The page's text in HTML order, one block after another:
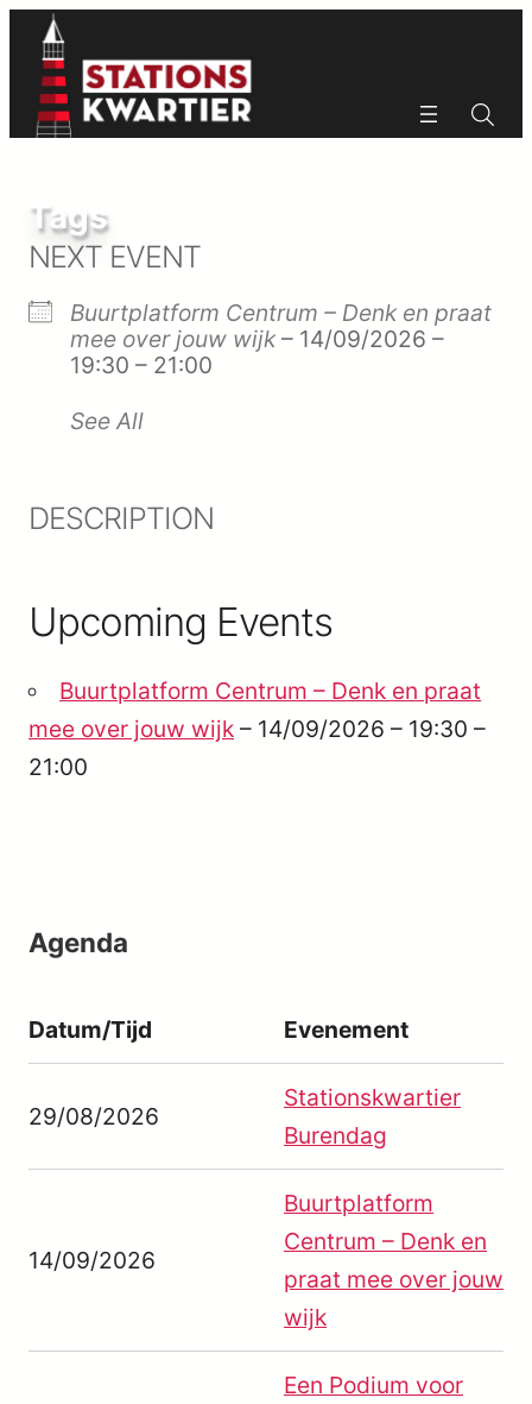
naar
inhoud
Tags
NEXT EVENT
Buurtplatform Centrum – Denk en praat
mee over jouw wijk– 14/09/2026 –
19:30 – 21:00
See All
DESCRIPTION
Upcoming Events
Buurtplatform Centrum – Denk en praat
mee over jouw wijk – 14/09/2026 – 19:30 –
21:00
Agenda
Datum/Tijd Evenement
29/08/2026
Stationskwartier
Burendag
14/09/2026
Buurtplatform
Centrum – Denk en
praat mee over jouw
wijk
Een Podium voor